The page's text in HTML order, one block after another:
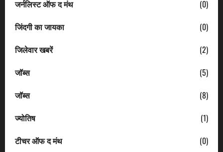
जर्नलिस्ट ऑफ द मंथ
(0)
जिंदगी का जायका
(0)
जिलेवार खबरें
(2)
जॉब्स
(5)
जॉब्स
(8)
ज्योतिष
(1)
टीचर ऑफ द मंथ
(0)